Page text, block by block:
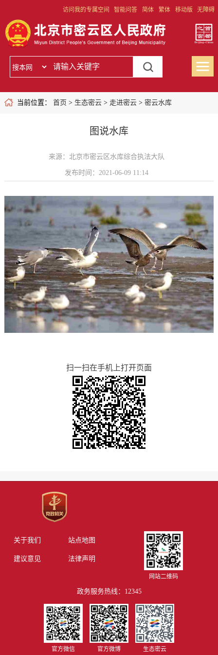
访问我的专属空间 智能问答 简体 繁体 移动版 无障碍
当前位置： 首页 > 生态密云> 走进密云> 密云水库
图说水库
来源：北京市密云区水库综合执法大队
发布时间：2021-06-09 11:14
扫一扫在手机上打开页面
关于我们 站点地图
建议意见 法律声明
网站二维码
政务服务热线：12345
官方微信 官方微博 生态密云